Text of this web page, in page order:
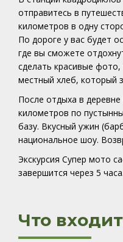
отправитесь в
километров в одну
По дороге у вас будет
где вы сможете
сделать красивые
местный хлеб, который
После отдыха в
километров по
базу. Вкусный ужин
национальное шоу.
Экскурсия Супер мото
завершится через 5 часа.
Что